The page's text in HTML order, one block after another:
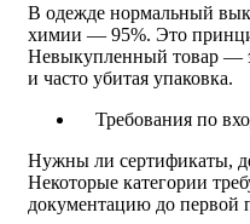
В одежде нормальный
химии — 95%. Это
Невыкупленный товар —
и часто убитая упаковка.
Требования по
Нужны ли сертификаты,
Некоторые категории
документацию до первой